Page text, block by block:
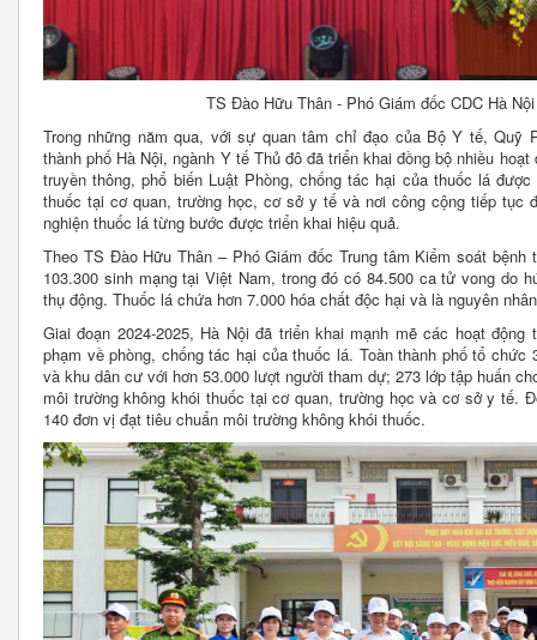
TS Đào Hữu Thân - Phó Giám đốc CDC Hà
Trong những năm qua, với sự quan tâm chỉ đạo của Bộ Y tế, Quỹ
thành phố Hà Nội, ngành Y tế Thủ đô đã triển khai đồng bộ nhiều
truyền thông, phổ biến Luật Phòng, chống tác hại của thuốc lá
thuốc tại cơ quan, trường học, cơ sở y tế và nơi công cộng tiếp tục
nghiện thuốc lá từng bước được triển khai hiệu quả.
Theo TS Đào Hữu Thân – Phó Giám đốc Trung tâm Kiểm soát
103.300 sinh mạng tại Việt Nam, trong đó có 84.500 ca tử vong do
thụ động. Thuốc lá chứa hơn 7.000 hóa chất độc hại và là nguyên
Giai đoạn 2024-2025, Hà Nội đã triển khai mạnh mẽ các hoạt
phạm về phòng, chống tác hại của thuốc lá. Toàn thành phố tổ
và khu dân cư với hơn 53.000 lượt người tham dự; 273 lớp tập huấn
môi trường không khói thuốc tại cơ quan, trường học và cơ sở y tế.
140 đơn vị đạt tiêu chuẩn môi trường không khói thuốc.